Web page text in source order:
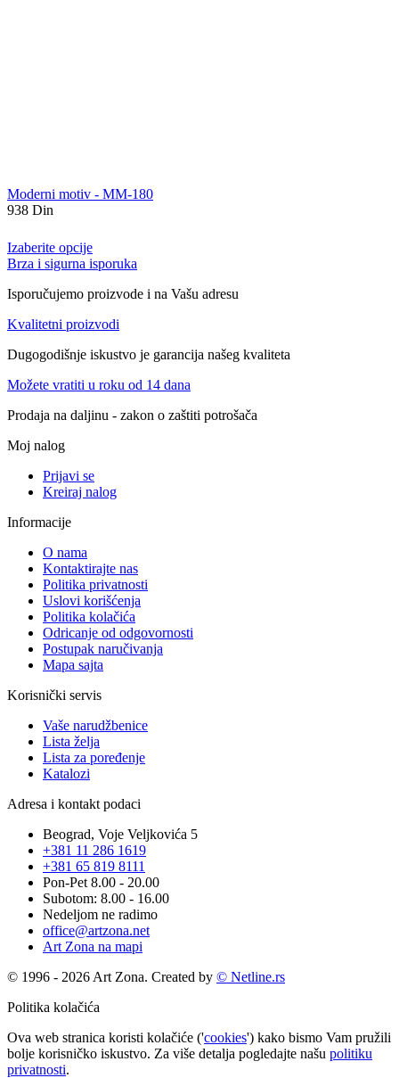
Moderni motiv - MM-180
938 Din
Izaberite opcije
Brza i sigurna isporuka
Isporučujemo proizvode i na Vašu adresu
Kvalitetni proizvodi
Dugogodišnje iskustvo je garancija našeg kvaliteta
Možete vratiti u roku od 14 dana
Prodaja na daljinu - zakon o zaštiti potrošača
Moj nalog
Prijavi se
Kreiraj nalog
Informacije
O nama
Kontaktirajte nas
Politika privatnosti
Uslovi korišćenja
Politika kolačića
Odricanje od odgovornosti
Postupak naručivanja
Mapa sajta
Korisnički servis
Vaše narudžbenice
Lista želja
Lista za poređenje
Katalozi
Adresa i kontakt podaci
Beograd, Voje Veljkovića 5
+381 11 286 1619
+381 65 819 8111
Pon-Pet 8.00 - 20.00
Subotom: 8.00 - 16.00
Nedeljom ne radimo
office@artzona.net
Art Zona na mapi
© 1996 - 2026 Art Zona. Created by © Netline.rs
Politika kolačića
Ova web stranica koristi kolačiće ('cookies') kako bismo Vam pružili
bolje korisničko iskustvo. Za više detalja pogledajte našu politiku
privatnosti.